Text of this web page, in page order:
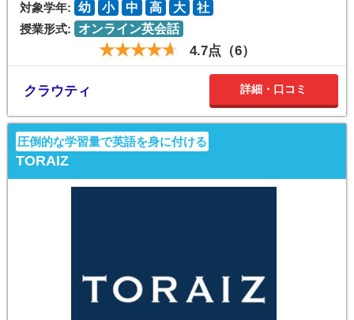
対象学年: 幼 小 中 高 大
社
授業形式:
オンライン英会話
4.7点（6）
クラウティ 詳細・口コミ
圧倒的な学習量で英語を身に付ける
TORAIZ